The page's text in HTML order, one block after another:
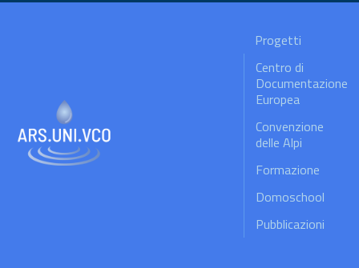
Progetti
Centro di
Documentazione
Europea
Convenzione
delle Alpi
Formazione
Domoschool
Pubblicazioni